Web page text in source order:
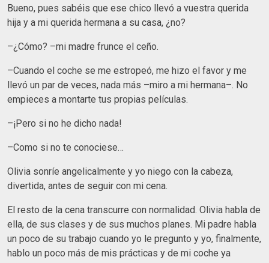
Bueno, pues sabéis que ese chico llevó a vuestra querida
hija y a mi querida hermana a su casa, ¿no?
–¿Cómo? –mi madre frunce el ceño.
–Cuando el coche se me estropeó, me hizo el favor y me
llevó un par de veces, nada más –miro a mi hermana–. No
empieces a montarte tus propias películas.
–¡Pero si no he dicho nada!
–Como si no te conociese…
Olivia sonríe angelicalmente y yo niego con la cabeza,
divertida, antes de seguir con mi cena.
El resto de la cena transcurre con normalidad. Olivia habla de
ella, de sus clases y de sus muchos planes. Mi padre habla
un poco de su trabajo cuando yo le pregunto y yo, finalmente,
hablo un poco más de mis prácticas y de mi coche ya